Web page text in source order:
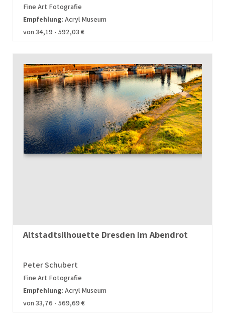
Fine Art Fotografie
Empfehlung: Acryl Museum
von 34,19 - 592,03 €
Altstadtsilhouette Dresden im Abendrot
Peter Schubert
Fine Art Fotografie
Empfehlung: Acryl Museum
von 33,76 - 569,69 €